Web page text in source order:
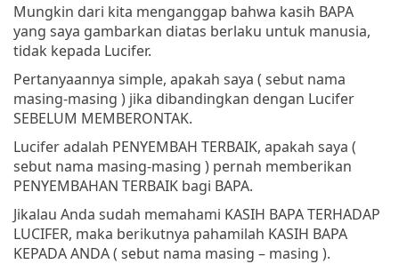
Mungkin dari kita menganggap bahwa kasih BAPA
yang saya gambarkan diatas berlaku untuk manusia,
tidak kepada Lucifer.
Pertanyaannya simple, apakah saya ( sebut nama
masing-masing ) jika dibandingkan dengan Lucifer
SEBELUM MEMBERONTAK.
Lucifer adalah PENYEMBAH TERBAIK, apakah saya (
sebut nama masing-masing ) pernah memberikan
PENYEMBAHAN TERBAIK bagi BAPA.
Jikalau Anda sudah memahami KASIH BAPA TERHADAP
LUCIFER, maka berikutnya pahamilah KASIH BAPA
KEPADA ANDA ( sebut nama masing – masing ).